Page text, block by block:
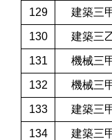
129 建築三
130 建築三
131 機械三
132 機械三
133 建築三
134 建築三